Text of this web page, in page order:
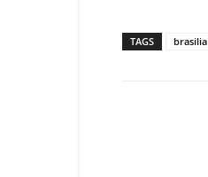
TAGS brasilia